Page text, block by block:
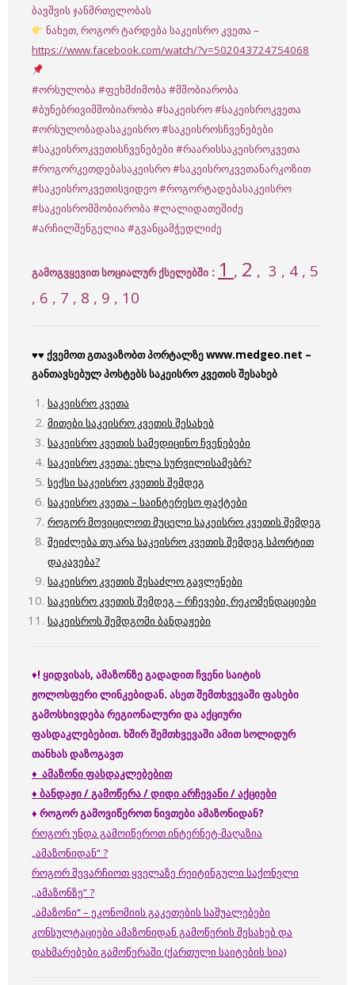
ბავშვის ჯანმრთელობას
ნახეთ, როგორ ტარდება საკეისრო კვეთა –
https://www.facebook.com/watch/?v=502043724754068
#ორსულობა #ფეხმძიმობა #მშობიარობა
#ბუნებრივიმშობიარობა #საკეისრო#საკეისროკვეთა
#ორსულობადასაკეისრო#საკეისროსჩვენებები
#საკეისროკვეთისჩვენებები #რაარისსაკეისროკვეთა
#როგორკეთდებასაკეისრო#საკეისროკვეთანარკოზით
#საკეისროკვეთისვიდეო#როგორტადებასაკეისრო
#საკეისრომშობიარობა #ლალიდათეშიძე
#არჩილშენგელია #გვანცამჭედლიძე
გამოგვყევით სოციალურ ქსელებში : 1 , 2 , 3 , 4 , 5
, 6 , 7 , 8 , 9 , 10
♥♥ ქვემოთ გთავაზობთ პორტალზე www.medgeo.net –
განთავსებულ პოსტებს საკეისრო კვეთის შესახებ
საკეისრო კვეთა
მითები საკეისრო კვეთის შესახებ
საკეისრო კვეთის სამედიცინო ჩვენებები
საკეისრო კვეთა: ეხლა სურვილისამებრ?
სექსი საკეისრო კვეთის შემდეგ
საკეისრო კვეთა – საინტერესო ფაქტები
როგორ მოვიცილოთ მუცელი საკეისრო კვეთის შემდეგ
შეიძლება თუ არა საკეისრო კვეთის შემდეგ სპორტით
დაკავება?
საკეისრო კვეთის შესაძლო გავლენები
საკეისრო კვეთის შემდეგ – რჩევები, რეკომენდაციები
საკეისროს შემდგომი ბანდაჟები
♦! ყიდვისას, ამაზონზე გადადით ჩვენი საიტის
ჟოლოსფერი ლინკებიდან. ასეთ შემთხვევაში ფასები
გამოსხივდება რეგიონალური დააქციური
ფასდაკლებებით. ხშირ შემთხვევაში ამით სოლიდურ
თანხას დაზოგავთ
♦ ამაზონი ფასდაკლებებით
♦ ბანდაჟი / გამოწერა / დიდი არჩევანი / აქციები
♦ როგორ გამოვიწეროთ ნივთები ამაზონიდან?
როგორ უნდა გამოიწეროთ ინტერნეტ-მაღაზია
„ამაზონიდან“ ?
როგორ შევარჩიოთ ყველაზე რეიტინგული საქონელი
,,ამაზონზე” ?
„ამაზონი“ – ეკონომიის გაკეთების საშუალებები
კონსულტაციები ამაზონიდან გამოწერის შესახებ და
დახმარებები გამოწერაში (ქართული საიტების სია)